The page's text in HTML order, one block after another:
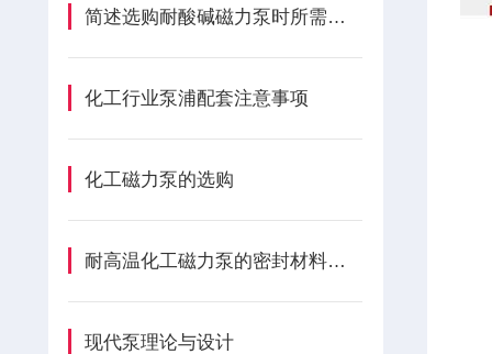
简述选购耐酸碱磁力泵时所需要考虑的关键因素
化工行业泵浦配套注意事项
化工磁力泵的选购
耐高温化工磁力泵的密封材料如何选择
现代泵理论与设计